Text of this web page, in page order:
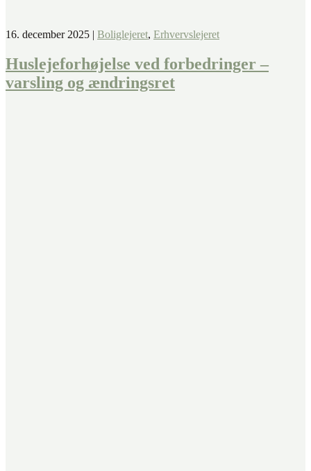
16. december 2025 | Boliglejeret, Erhvervslejeret
Huslejeforhøjelse ved forbedringer –
varsling og ændringsret